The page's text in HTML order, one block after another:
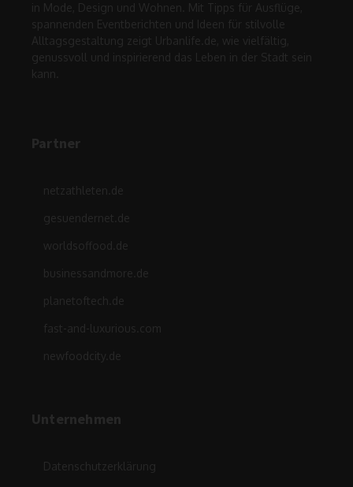
in Mode, Design und Wohnen. Mit Tipps für Ausflüge,
spannenden Eventberichten und Ideen für stilvolle
Alltagsgestaltung zeigt Urbanlife.de, wie vielfältig,
genussvoll und inspirierend das Leben in der Stadt sein
kann.
Partner
netzathleten.de
gesuendernet.de
worldsoffood.de
businessandmore.de
planetoftech.de
fast-and-luxurious.com
newfoodcity.de
Unternehmen
Datenschutzerklärung